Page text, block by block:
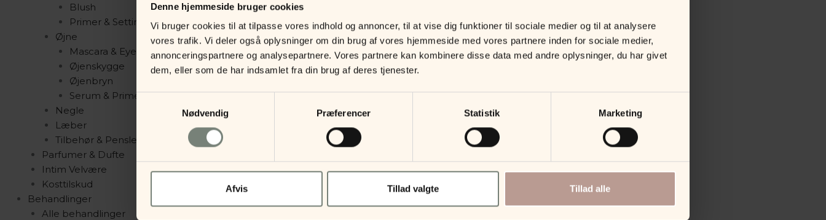
Denne hjemmeside bruger cookies
Vi bruger cookies til at tilpasse vores indhold og annoncer, til at vise dig funktioner til sociale medier og til at analysere
vores trafik. Vi deler også oplysninger om din brug af vores hjemmeside med vores partnere inden for sociale medier,
annonceringspartnere og analysepartnere. Vores partnere kan kombinere disse data med andre oplysninger, du har givet
dem, eller som de har indsamlet fra din brug af deres tjenester.
Samtykkevalg
Nødvendig
Præferencer Statistik Marketing
Afvis Tillad valgte Tillad alle
Blush
Primer & Setting Spray
Øjne
Mascara & Eyeliner
Øjenskygge
Øjenbryn
Serum & Primer
Negle
Læber
Tilbehør & Pensler
Parfumer & Dufte
Intim Velvære
Kosttilskud
Behandlinger
Alle behandlinger